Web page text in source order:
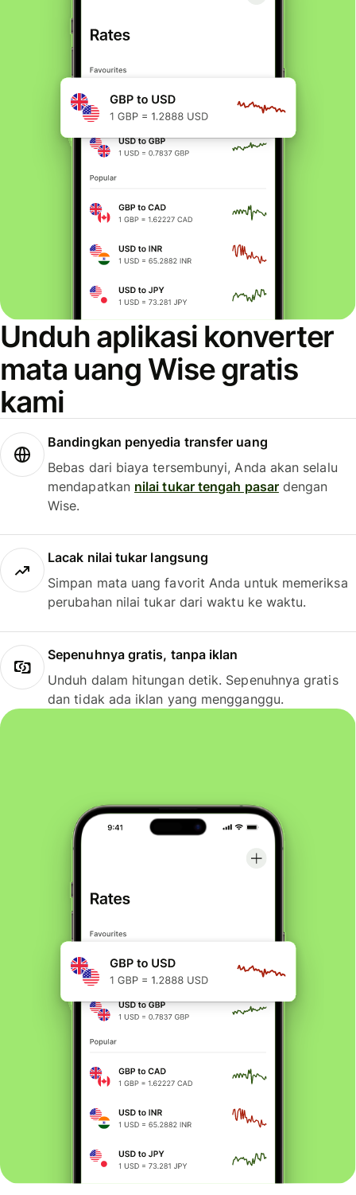
Unduh aplikasi konverter
mata uang Wise gratis
kami
Bandingkan penyedia transfer uang
Bebas dari biaya tersembunyi, Anda akan selalu
mendapatkan nilai tukar tengah pasardengan
Wise.
Lacak nilai tukar langsung
Simpan mata uang favorit Anda untuk memeriksa
perubahan nilai tukar dari waktu ke waktu.
Sepenuhnya gratis, tanpa iklan
Unduh dalam hitungan detik. Sepenuhnya gratis
dan tidak ada iklan yang mengganggu.